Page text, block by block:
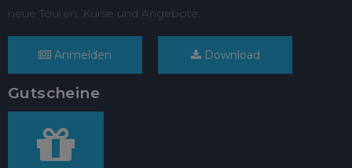
neue Touren, Kurse und Angebote.
Anmelden Download
Gutscheine